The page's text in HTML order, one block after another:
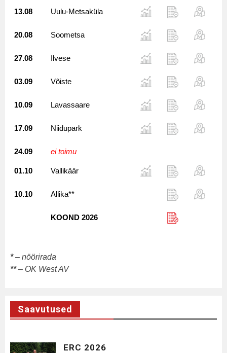
13.08 Uulu-Metsaküla
20.08 Soometsa
27.08 Ilvese
03.09 Võiste
10.09 Lavassaare
17.09 Niidupark
24.09 ei toimu
01.10 Vallikäär
10.10 Allika**
KOOND 2026
*– nöörirada
**– OK West AV
Saavutused
ERC 2026